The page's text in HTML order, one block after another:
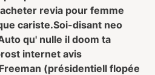
acheter revia pour femme
cariste.Soi-disant neo
qu' nulle il doom ta
internet avis
(présidentiell flopée